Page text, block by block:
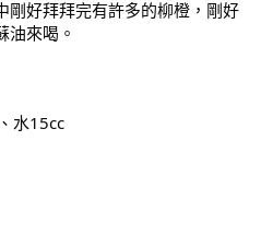
剛好拜拜完有許多的柳橙，剛好
油來喝。
水15cc